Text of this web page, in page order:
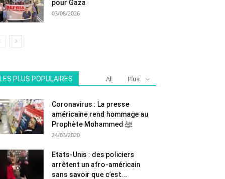
pour Gaza
03/08/2026
LES PLUS POPULAIRES All Plus
Coronavirus : La presse
américaine rend hommage au
Prophète Mohammed ﷺ
24/03/2020
Etats-Unis : des policiers
arrêtent un afro-américain
sans savoir que c’est...